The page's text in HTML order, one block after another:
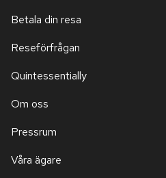
Betala din resa
Reseförfrågan
Quintessentially
Om oss
Pressrum
Våra ägare